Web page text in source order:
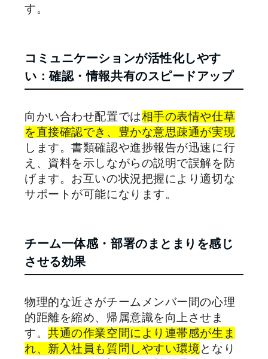
す。
コミュニケーションが活性化しやす
い：確認・情報共有のスピードアップ
向かい合わせ配置では相手の表情や仕草
を直接確認でき、豊かな意思疎通が実現
します。書類確認や進捗報告が迅速に行
え、資料を示しながらの説明で誤解を防
げます。お互いの状況把握により適切な
サポートが可能になります。
チーム一体感・部署のまとまりを感じ
させる効果
物理的な近さがチームメンバー間の心理
的距離を縮め、帰属意識を向上させま
す。共通の作業空間により連帯感が生ま
れ、新入社員も質問しやすい環境となり